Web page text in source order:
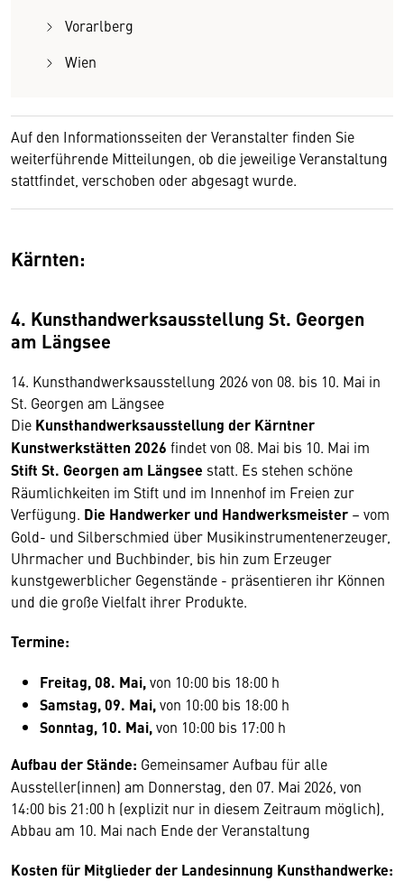
Vorarlberg
Wien
Auf den Informationsseiten der Veranstalter finden Sie
weiterführende Mitteilungen, ob die jeweilige Veranstaltung
stattfindet, verschoben oder abgesagt wurde.
Kärnten:
4. Kunsthandwerksausstellung St. Georgen
am Längsee
14. Kunsthandwerksausstellung 2026 von 08. bis 10. Mai in
St. Georgen am Längsee
Die Kunsthandwerksausstellung der Kärntner
Kunstwerkstätten 2026 findet von 08. Mai bis 10. Mai im
Stift St. Georgen am Längsee statt. Es stehen schöne
Räumlichkeiten im Stift und im Innenhof im Freien zur
Verfügung. Die Handwerker und Handwerksmeister – vom
Gold- und Silberschmied über Musikinstrumentenerzeuger,
Uhrmacher und Buchbinder, bis hin zum Erzeuger
kunstgewerblicher Gegenstände - präsentieren ihr Können
und die große Vielfalt ihrer Produkte.
Termine:
Freitag, 08. Mai,von 10:00 bis 18:00 h
Samstag, 09. Mai,von 10:00 bis 18:00 h
Sonntag, 10. Mai,von 10:00 bis 17:00 h
Aufbau der Stände: Gemeinsamer Aufbau für alle
Aussteller(innen) am Donnerstag, den 07. Mai 2026, von
14:00 bis 21:00 h (explizit nur in diesem Zeitraum möglich),
Abbau am 10. Mai nach Ende der Veranstaltung
Kosten für Mitglieder der Landesinnung Kunsthandwerke: